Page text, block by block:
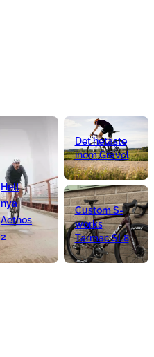
Helt
nya
Aethos
2
Det hetaste
inom Gravel
Custom S-
works
Tarmac SL8